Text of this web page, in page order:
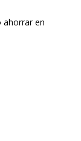
ahorrar en